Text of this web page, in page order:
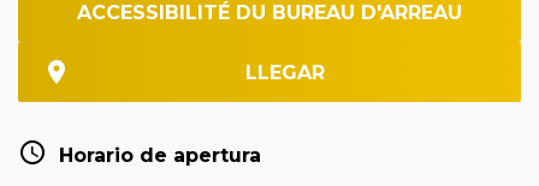
ACCESSIBILITÉ DU BUREAU D'ARREAU
LLEGAR
Horario de apertura